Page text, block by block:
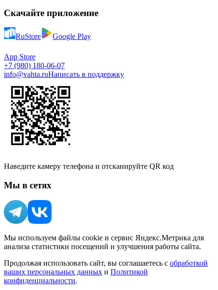
Скачайте приложение
RuStore Google Play
App Store
+7 (980) 180-06-07
info@vahta.ruНаписать в поддержку
Наведите камеру телефона и отсканируйте QR код
Мы в сетях
Мы используем файлы cookie и сервис Яндекс.Метрика для
анализа статистики посещений и улучшения работы сайта.
Продолжая использовать сайт, вы соглашаетесь с обработкой
ваших персональных данных и Политикой
конфиденциальности.